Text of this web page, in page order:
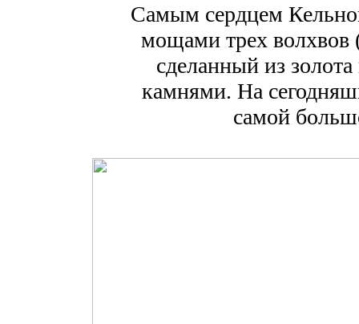
Самым сердцем
мощами трех волхвов
сделанный из
камнями. На
самой